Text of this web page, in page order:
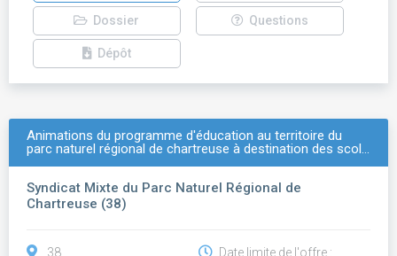
Dossier Questions
Dépôt
Animations du programme d'éducation au territoire du
parc naturel régional de chartreuse à destination des scol…
Syndicat Mixte du Parc Naturel Régional de
Chartreuse (38)
38
Date limite de l'offre :